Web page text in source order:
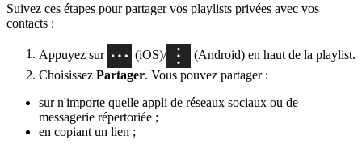
Suivez ces étapes pour partager vos playlists privées avec vos
contacts :
Appuyez sur (iOS)/
(Android) en haut de la playlist.
Choisissez Partager. Vous pouvez partager :
sur n'importe quelle appli de réseaux sociaux ou de
messagerie répertoriée ;
en copiant un lien ;